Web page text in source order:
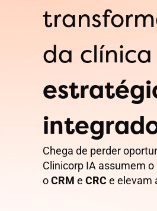
da
Chega de perder
Clinicorp IA assumem
oCRM e CRCe elevam